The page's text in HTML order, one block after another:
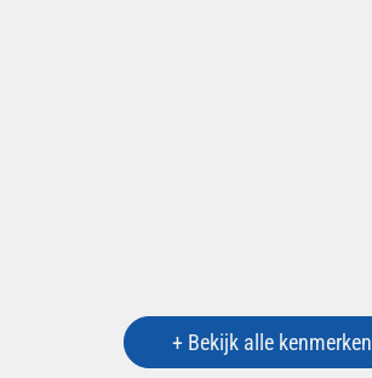
+ Bekijk alle kenmerken